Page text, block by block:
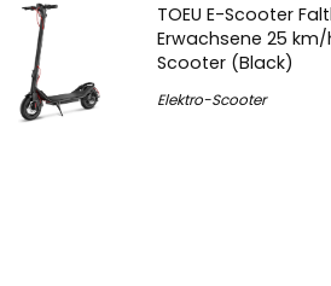
TOEU E-Scooter
Erwachsene 25
Scooter (Black)
Elektro-Scooter